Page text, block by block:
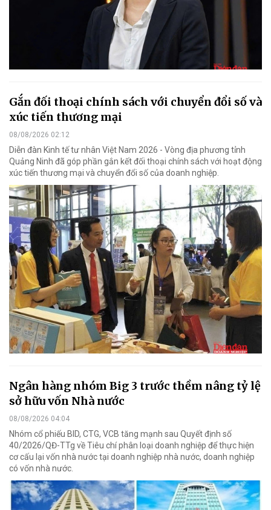
Gắn đối thoại chính sách với chuyển đổi số và
xúc tiến thương mại
08/08/2026 02:12
Diễn đàn Kinh tế tư nhân Việt Nam 2026 - Vòng địa phương tỉnh
Quảng Ninh đã góp phần gắn kết đối thoại chính sách với hoạt động
xúc tiến thương mại và chuyển đổi số của doanh nghiệp.
Ngân hàng nhóm Big 3 trước thềm nâng tỷ lệ
sở hữu vốn Nhà nước
08/08/2026 04:04
Nhóm cổ phiếu BID, CTG, VCB tăng mạnh sau Quyết định số
40/2026/QĐ-TTg về Tiêu chí phân loại doanh nghiệp để thực hiện
cơ cấu lại vốn nhà nước tại doanh nghiệp nhà nước, doanh nghiệp
có vốn nhà nước.